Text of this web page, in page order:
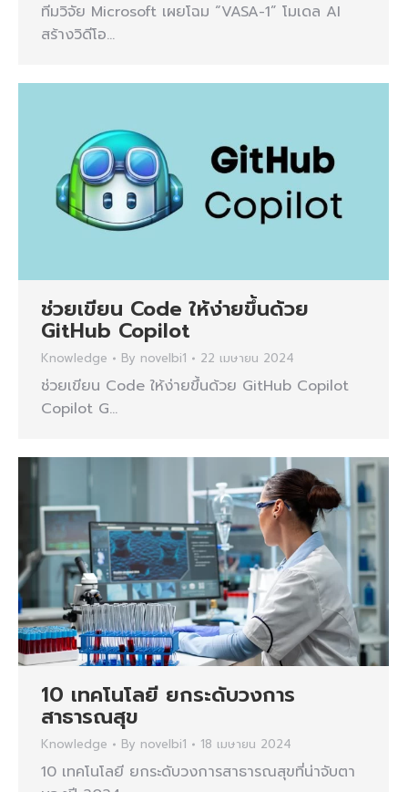
ทีมวิจัย Microsoft เผยโฉม “VASA-1” โมเดล AI
สร้างวิดีโอ…
ช่วยเขียน Code ให้ง่ายขึ้นด้วย
GitHub Copilot
Knowledge By novelbi1 22 เมษายน 2024
ช่วยเขียน Code ให้ง่ายขึ้นด้วย GitHub Copilot
Copilot G…
10 เทคโนโลยี ยกระดับวงการ
สาธารณสุข
Knowledge By novelbi1 18 เมษายน 2024
10 เทคโนโลยี ยกระดับวงการสาธารณสุขที่น่าจับตา